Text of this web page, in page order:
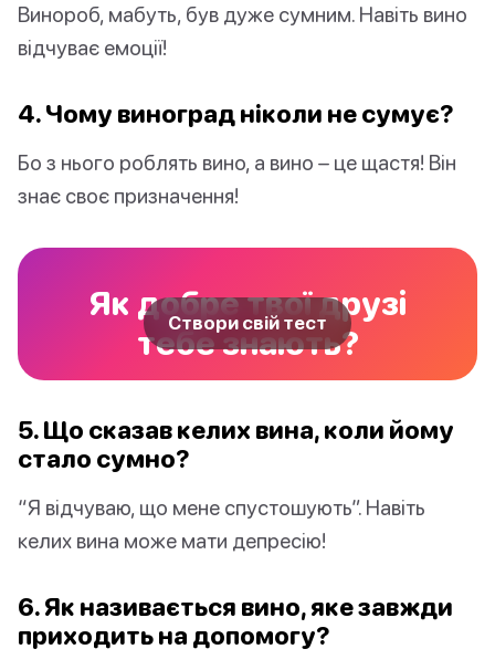
Винороб, мабуть, був дуже сумним. Навіть вино
відчуває емоції!
4. Чому виноград ніколи не сумує?
Бо з нього роблять вино, а вино – це щастя! Він
знає своє призначення!
Як добре твої друзі
тебе знають?
Створи свій тест
5. Що сказав келих вина, коли йому
стало сумно?
“Я відчуваю, що мене спустошують”. Навіть
келих вина може мати депресію!
6. Як називається вино, яке завжди
приходить на допомогу?